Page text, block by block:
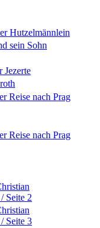
Hutzelmännlein
sein Sohn
Jezerte
Reise nach Prag
Reise nach Prag
Seite 2
Seite 3